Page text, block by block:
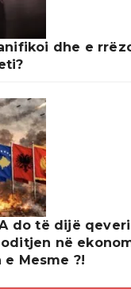
dhe e
do të dijë
në
Mesme ?!